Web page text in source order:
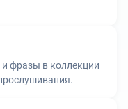
фразы в коллекции